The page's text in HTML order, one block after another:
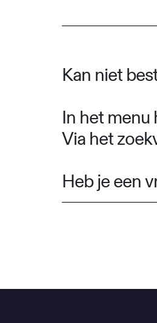
Kan niet
In het menu
Via het
Heb je een